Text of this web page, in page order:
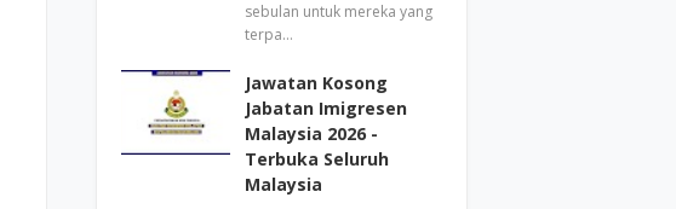
sebulan untuk mereka yang
terpa…
Jawatan Kosong
Jabatan Imigresen
Malaysia 2026 -
Terbuka Seluruh
Malaysia